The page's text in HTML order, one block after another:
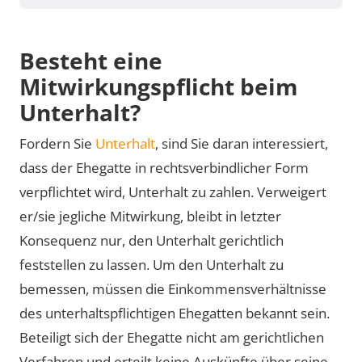
Besteht eine
Mitwirkungspflicht beim
Unterhalt?
Fordern Sie Unterhalt, sind Sie daran interessiert,
dass der Ehegatte in rechtsverbindlicher Form
verpflichtet wird, Unterhalt zu zahlen. Verweigert
er/sie jegliche Mitwirkung, bleibt in letzter
Konsequenz nur, den Unterhalt gerichtlich
feststellen zu lassen. Um den Unterhalt zu
bemessen, müssen die Einkommensverhältnisse
des unterhaltspflichtigen Ehegatten bekannt sein.
Beteiligt sich der Ehegatte nicht am gerichtlichen